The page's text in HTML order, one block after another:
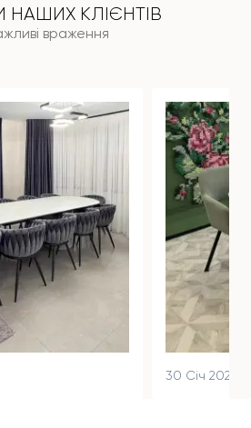
НАШИХ КЛІЄНТІВ
враження
30 Січ 2026